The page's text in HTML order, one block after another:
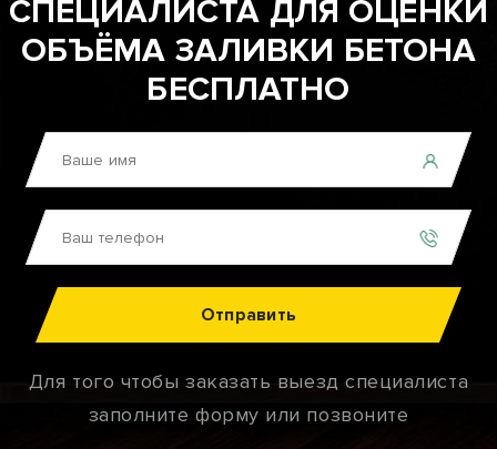
СПЕЦИАЛИСТА ДЛЯ ОЦЕНКИ
ОБЪЁМА ЗАЛИВКИ БЕТОНА
БЕСПЛАТНО
Отправить
Для того чтобы заказать выезд специалиста
заполните форму или позвоните